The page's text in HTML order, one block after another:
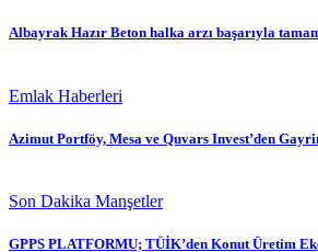
Albayrak Hazır Beton halka arzı başarıyla
Emlak Haberleri
Azimut Portföy, Mesa ve Quvars Invest’den
Son Dakika Manşetler
GPPS PLATFORMU; TÜİK’den Konut Üretim